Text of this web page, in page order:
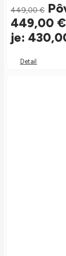
449,00€
449,00
je:
Detail